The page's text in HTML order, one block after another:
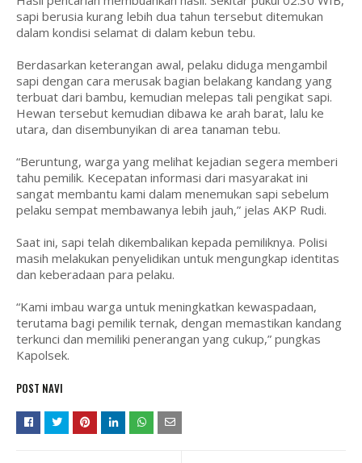
sapi berusia kurang lebih dua tahun tersebut ditemukan
dalam kondisi selamat di dalam kebun tebu.
Berdasarkan keterangan awal, pelaku diduga mengambil
sapi dengan cara merusak bagian belakang kandang yang
terbuat dari bambu, kemudian melepas tali pengikat sapi.
Hewan tersebut kemudian dibawa ke arah barat, lalu ke
utara, dan disembunyikan di area tanaman tebu.
“Beruntung, warga yang melihat kejadian segera memberi
tahu pemilik. Kecepatan informasi dari masyarakat ini
sangat membantu kami dalam menemukan sapi sebelum
pelaku sempat membawanya lebih jauh,” jelas AKP Rudi.
Saat ini, sapi telah dikembalikan kepada pemiliknya. Polisi
masih melakukan penyelidikan untuk mengungkap identitas
dan keberadaan para pelaku.
“Kami imbau warga untuk meningkatkan kewaspadaan,
terutama bagi pemilik ternak, dengan memastikan kandang
terkunci dan memiliki penerangan yang cukup,” pungkas
Kapolsek.
POST NAVI